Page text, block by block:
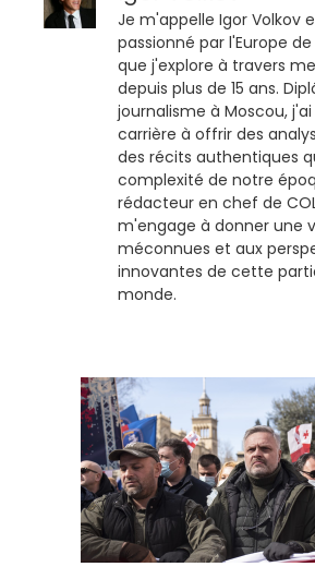
Je m'appelle Igor Volkov
passionné par l'Europe
que j'explore à travers
depuis plus de 15 ans.
journalisme à Moscou,
carrière à offrir des
des récits authentiques
complexité de notre
rédacteur en chef de
m'engage à donner une
méconnues et aux
innovantes de cette
monde.